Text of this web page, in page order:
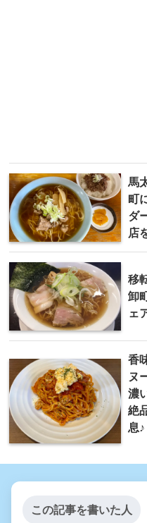
馬
町
ダ
店
移
卸
ェ
香
ヌ
濃
絶
息♪
この記事を書いた人